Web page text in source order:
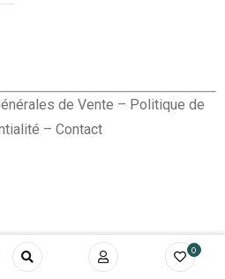
de Vente – Politique de
– Contact
0